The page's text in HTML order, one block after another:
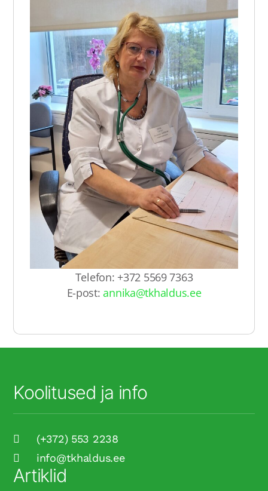
Telefon: +372 5569 7363
E-post:annika@tkhaldus.ee
Artiklid
Koolitused ja info
(+372) 553 2238
info@tkhaldus.ee